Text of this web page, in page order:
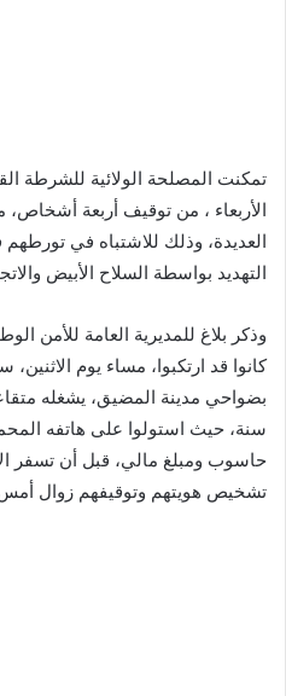
تمكنت المصلحة الولائية للشرطة
الأربعاء ، من توقيف أربعة
العديدة، وذلك للاشتباه في
التهديد بواسطة السلاح الأبيض
وذكر بلاغ للمديرية العامة للأمن
كانوا قد ارتكبوا، مساء يوم
سنة، حيث استولوا على هاتفه
حاسوب ومبلغ مالي، قبل أن تسفر
تشخيص هويتهم وتوقيفهم زوال أمس